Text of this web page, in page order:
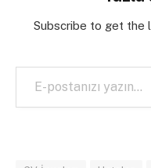
Subscribe to get the
E-postanızı yazın…